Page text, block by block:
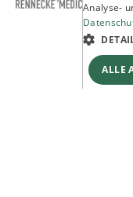
Analyse-
ALLE